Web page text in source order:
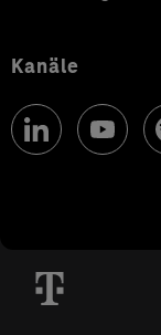
Kanäle